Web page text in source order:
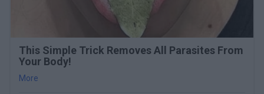
This Simple Trick Removes All Parasites From
Your Body!
More